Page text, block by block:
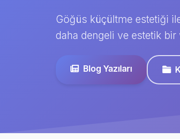
Göğüs küçültme estetiği
daha dengeli ve estetik
Blog Yazıları